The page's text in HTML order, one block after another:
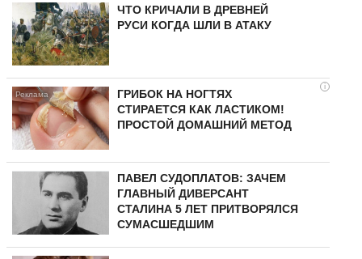
ЧТО КРИЧАЛИ В ДРЕВНЕЙ
РУСИ КОГДА ШЛИ В АТАКУ
i
ГРИБОК НА НОГТЯХ
СТИРАЕТСЯ КАК ЛАСТИКОМ!
ПРОСТОЙ ДОМАШНИЙ МЕТОД
ПАВЕЛ СУДОПЛАТОВ: ЗАЧЕМ
ГЛАВНЫЙ ДИВЕРСАНТ
СТАЛИНА 5 ЛЕТ ПРИТВОРЯЛСЯ
СУМАСШЕДШИМ